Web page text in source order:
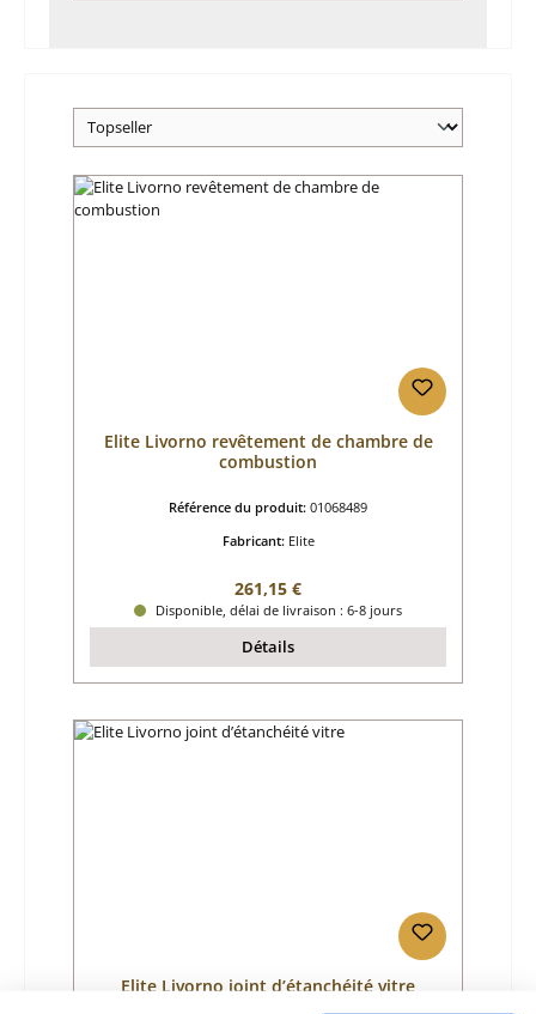
Elite Livorno revêtement de chambre de
combustion
Référence du produit: 01068489
Fabricant: Elite
Prix régulier :
261,15 €
Disponible, délai de livraison : 6-8 jours
Détails
Elite Livorno joint d’étanchéité vitre